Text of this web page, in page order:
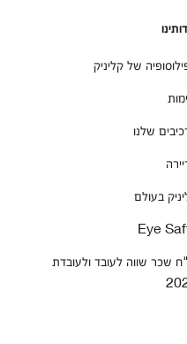
של קליניק
שלנו
בעולם
Eye
שכר שווה לעובד ולעובדת